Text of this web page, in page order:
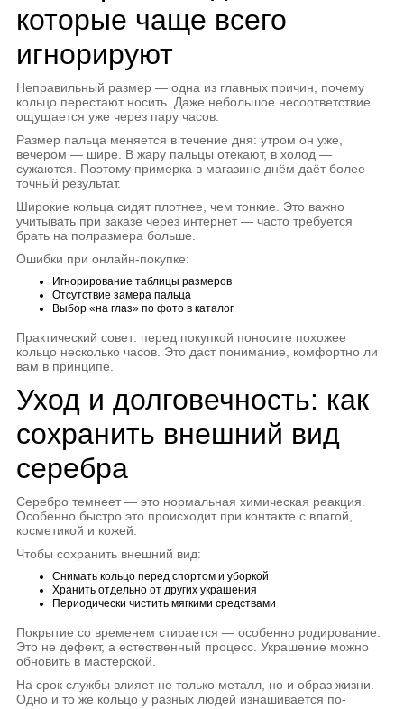
которые чаще всего
игнорируют
Неправильный размер — одна из главных причин, почему
кольцо перестают носить. Даже небольшое несоответствие
ощущается уже через пару часов.
Размер пальца меняется в течение дня: утром он уже,
вечером — шире. В жару пальцы отекают, в холод —
сужаются. Поэтому примерка в магазине днём даёт более
точный результат.
Широкие кольца сидят плотнее, чем тонкие. Это важно
учитывать при заказе через интернет — часто требуется
брать на полразмера больше.
Ошибки при онлайн-покупке:
Игнорирование таблицы размеров
Отсутствие замера пальца
Выбор «на глаз» по фото в каталог
Практический совет: перед покупкой поносите похожее
кольцо несколько часов. Это даст понимание, комфортно ли
вам в принципе.
Уход и долговечность: как
сохранить внешний вид
серебра
Серебро темнеет — это нормальная химическая реакция.
Особенно быстро это происходит при контакте с влагой,
косметикой и кожей.
Чтобы сохранить внешний вид:
Снимать кольцо перед спортом и уборкой
Хранить отдельно от других украшения
Периодически чистить мягкими средствами
Покрытие со временем стирается — особенно родирование.
Это не дефект, а естественный процесс. Украшение можно
обновить в мастерской.
На срок службы влияет не только металл, но и образ жизни.
Одно и то же кольцо у разных людей изнашивается по-